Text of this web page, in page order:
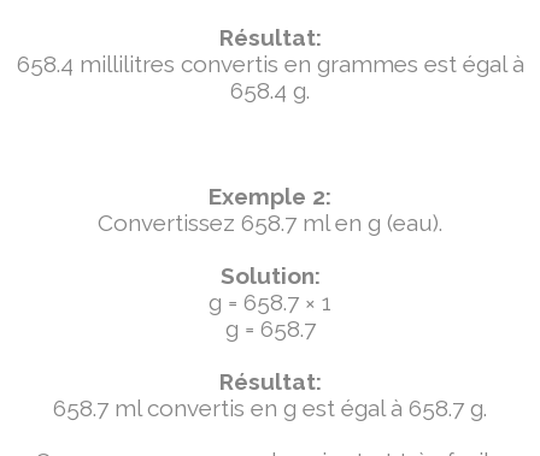
Résultat:
658.4 millilitres convertis en grammes est égal à
658.4 g.
Exemple 2:
Convertissez 658.7 ml en g (eau).
Solution:
g = 658.7 × 1
g = 658.7
Résultat:
658.7 ml convertis en g est égal à 658.7 g.